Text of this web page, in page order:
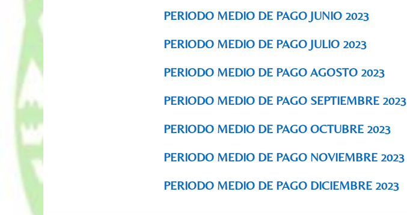
PERIODO MEDIO DE PAGO JUNIO 2023
PERIODO MEDIO DE PAGO JULIO 2023
PERIODO MEDIO DE PAGO AGOSTO 2023
PERIODO MEDIO DE PAGO SEPTIEMBRE 2023
PERIODO MEDIO DE PAGO OCTUBRE 2023
PERIODO MEDIO DE PAGO NOVIEMBRE 2023
PERIODO MEDIO DE PAGO DICIEMBRE 2023